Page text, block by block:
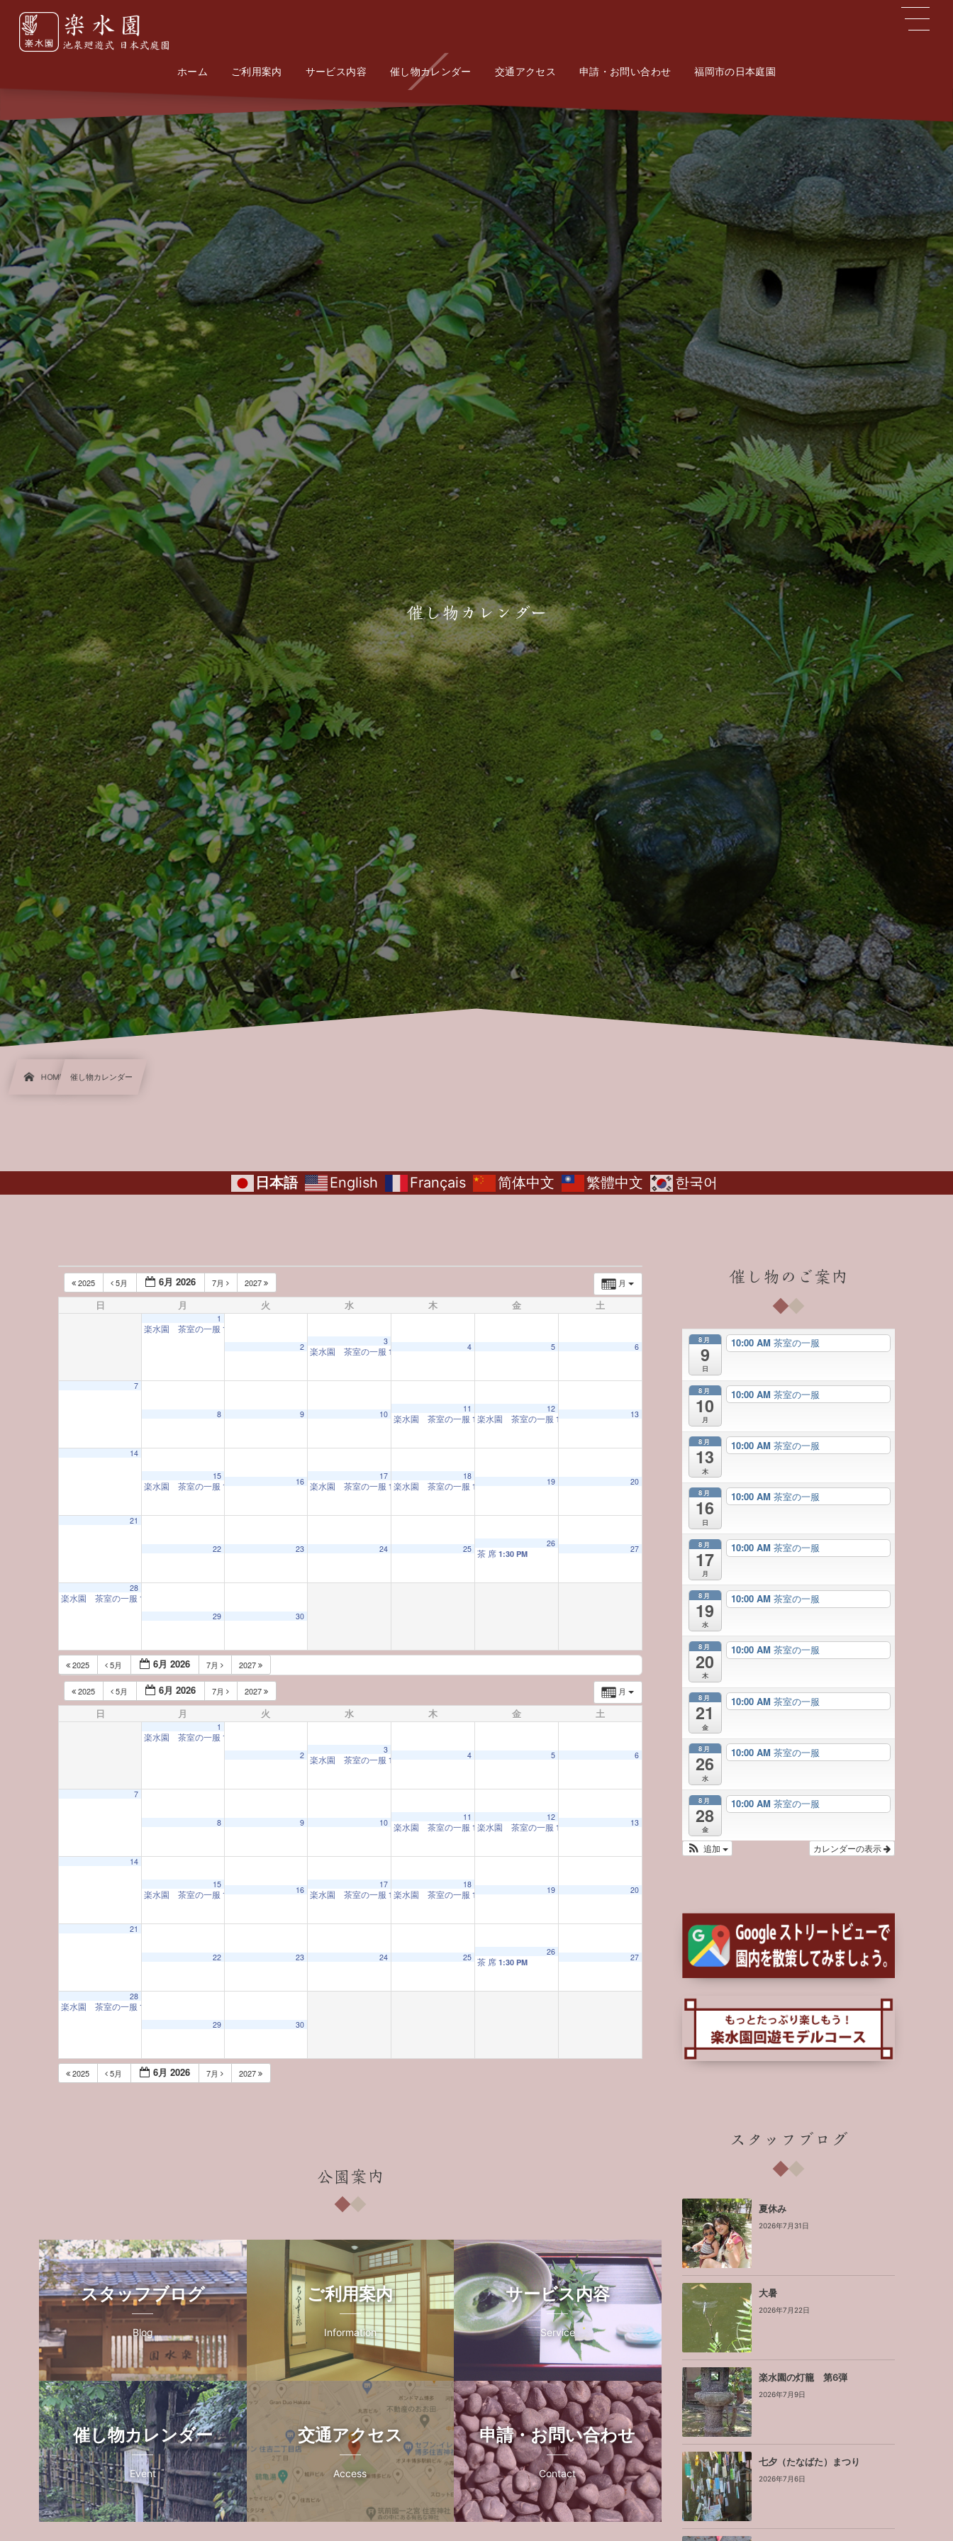
ホーム
Home ご利用案内
Information サービス内容
Service 催し物カレンダー
Event 交通アクセス
Access 申請・お問い合わせ
Contact 福岡市の日本庭園
Potal
催し物カレンダー
HOME 催し物カレンダー
日本語 English Français 简体中文 繁體中文 한국어
月
2025 5月 6月 2026 7月 2027
日 月 火 水 木 金 土
1
楽水園 茶室の一服 10:00 AM
2
3
楽水園 茶室の一服 10:00 AM 4 5 6
7
8 9 10
11
楽水園 茶室の一服 10:00 AM
12
楽水園 茶室の一服 10:00 AM 13
14
15
楽水園 茶室の一服 10:00 AM 16
17
楽水園 茶室の一服 10:00 AM
18
楽水園 茶室の一服 10:00 AM 19 20
21
22 23 24 25
26
茶 席 1:30 PM 27
28
楽水園 茶室の一服 10:00 AM
29
30
2025 5月 6月 2026 7月 2027
月
2025 5月 6月 2026 7月 2027
日 月 火 水 木 金 土
1
楽水園 茶室の一服 10:00 AM
2
3
楽水園 茶室の一服 10:00 AM 4 5 6
7
8 9 10
11
楽水園 茶室の一服 10:00 AM
12
楽水園 茶室の一服 10:00 AM 13
14
15
楽水園 茶室の一服 10:00 AM 16
17
楽水園 茶室の一服 10:00 AM
18
楽水園 茶室の一服 10:00 AM 19 20
21
22 23 24 25
26
茶 席 1:30 PM 27
28
楽水園 茶室の一服 10:00 AM
29
30
2025 5月 6月 2026 7月 2027
公園案内
スタッフブログ
Blog
ご利用案内
Information
サービス内容
Service
催し物カレンダー
Event
交通アクセス
Access
申請・お問い合わせ
Contact
催し物のご案内
8月
9
日
10:00 AM 茶室の一服
8月
10
月
10:00 AM 茶室の一服
8月
13
木
10:00 AM 茶室の一服
8月
16
日
10:00 AM 茶室の一服
8月
17
月
10:00 AM 茶室の一服
8月
19
水
10:00 AM 茶室の一服
8月
20
木
10:00 AM 茶室の一服
8月
21
金
10:00 AM 茶室の一服
8月
26
水
10:00 AM 茶室の一服
8月
28
金
10:00 AM 茶室の一服
カレンダーの表示
追加
スタッフブログ
夏休み
2026年7月31日
大暑
2026年7月22日
楽水園の灯籠 第6弾
2026年7月9日
七夕（たなばた）まつり
2026年7月6日